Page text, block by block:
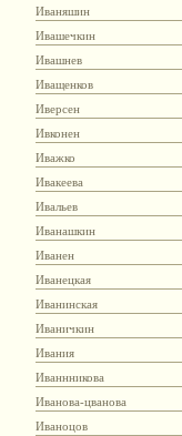
Иваняшин
Ивашечкин
Ивашнев
Иващенков
Иверсен
Ивконен
Иважко
Ивакеева
Ивальев
Иванашкин
Иванен
Иванецкая
Иванинская
Иваничкин
Ивания
Иваннникова
Иванова-цванова
Иваноцов